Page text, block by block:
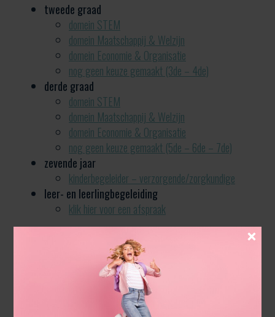
tweede graad
domein STEM
domein Maatschappij & Welzijn
domein Economie & Organisatie
nog geen keuze gemaakt (3de – 4de)
derde graad
domein STEM
domein Maatschappij & Welzijn
domein Economie & Organisatie
nog geen keuze gemaakt (5de – 6de – 7de)
zevende jaar
kinderbegeleider – verzorgende/zorgkundige
leer- en leerlingbegeleiding
klik hier voor een afspraak